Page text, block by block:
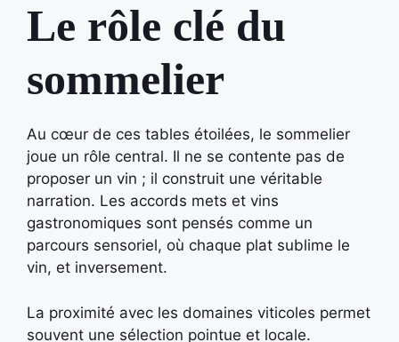
Le rôle clé du
sommelier
Au cœur de ces tables étoilées, le sommelier
joue un rôle central. Il ne se contente pas de
proposer un vin ; il construit une véritable
narration. Les accords mets et vins
gastronomiques sont pensés comme un
parcours sensoriel, où chaque plat sublime le
vin, et inversement.
La proximité avec les domaines viticoles permet
souvent une sélection pointue et locale.